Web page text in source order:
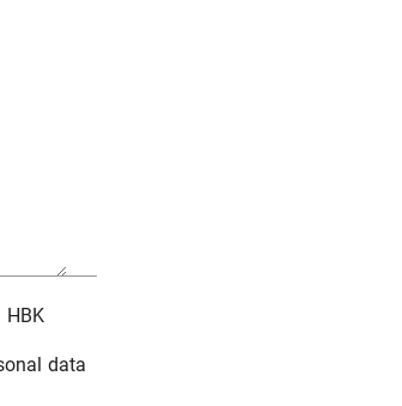
data